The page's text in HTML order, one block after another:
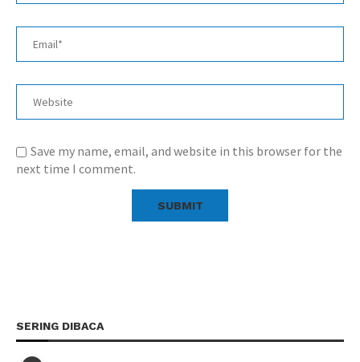
Save my name, email, and website in this browser for the
next time I comment.
SERING DIBACA